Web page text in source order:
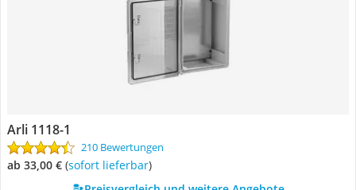
Arli 1118-1
210 Bewertungen
ab 33,00 € ( Sofort lieferbar)